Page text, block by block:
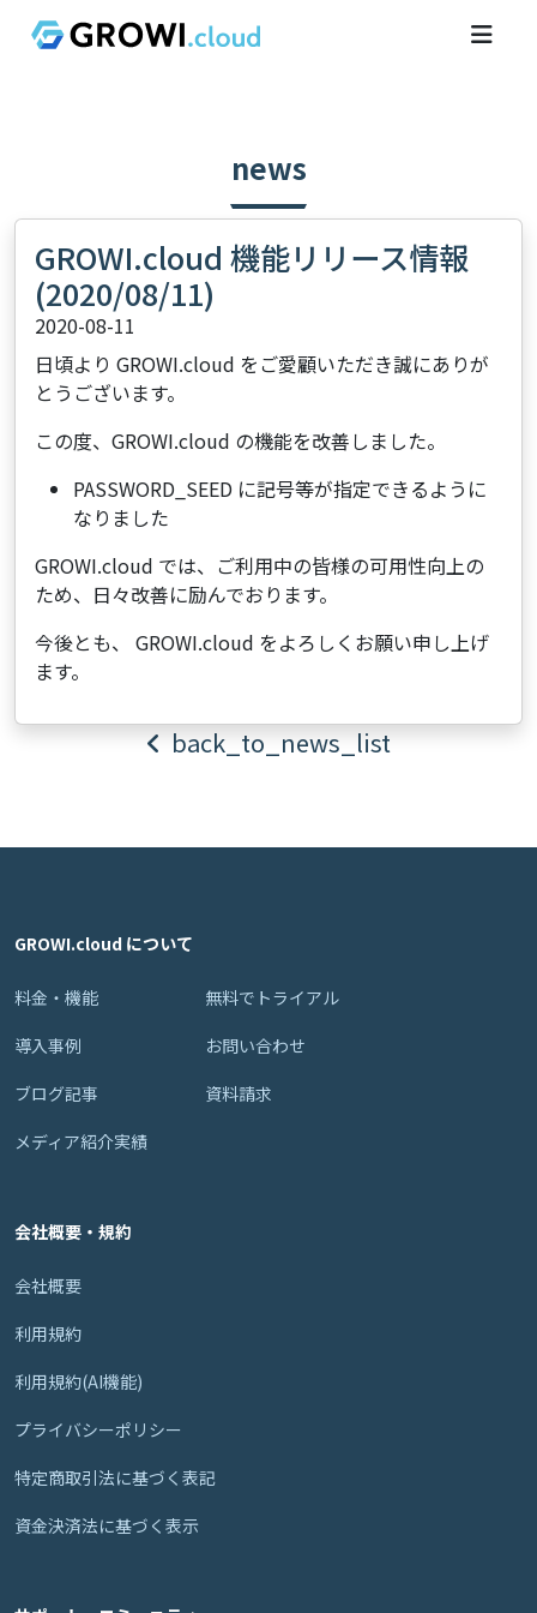
news
GROWI.cloud 機能リリース情報
(2020/08/11)
2020-08-11
日頃より GROWI.cloud をご愛顧いただき誠にありが
とうございます。
この度、GROWI.cloud の機能を改善しました。
PASSWORD_SEED に記号等が指定できるように
なりました
GROWI.cloud では、ご利用中の皆様の可用性向上の
ため、日々改善に励んでおります。
今後とも、 GROWI.cloud をよろしくお願い申し上げ
ます。
back_to_news_list
GROWI.cloud について
料金・機能
導入事例
ブログ記事
メディア紹介実績
無料でトライアル
お問い合わせ
資料請求
会社概要・規約
会社概要
利用規約
利用規約(AI機能)
プライバシーポリシー
特定商取引法に基づく表記
資金決済法に基づく表示